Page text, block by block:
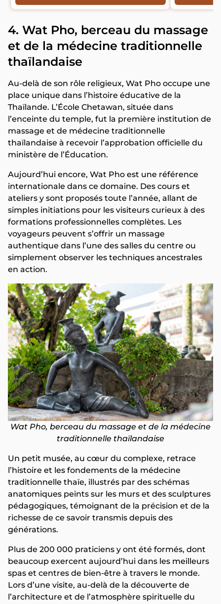
4. Wat Pho, berceau du massage
et de la médecine traditionnelle
thaïlandaise
Au-delà de son rôle religieux, Wat Pho occupe une
place unique dans l’histoire éducative de la
Thaïlande. L’École Chetawan, située dans
l’enceinte du temple, fut la première institution de
massage et de médecine traditionnelle
thaïlandaise à recevoir l’approbation officielle du
ministère de l’Éducation.
Aujourd’hui encore, Wat Pho est une référence
internationale dans ce domaine. Des cours et
ateliers y sont proposés toute l’année, allant de
simples initiations pour les visiteurs curieux à des
formations professionnelles complètes. Les
voyageurs peuvent s’offrir un massage
authentique dans l’une des salles du centre ou
simplement observer les techniques ancestrales
en action.
Wat Pho, berceau du massage et de la médecine
traditionnelle thaïlandaise
Un petit musée, au cœur du complexe, retrace
l’histoire et les fondements de la médecine
traditionnelle thaïe, illustrés par des schémas
anatomiques peints sur les murs et des sculptures
pédagogiques, témoignant de la précision et de la
richesse de ce savoir transmis depuis des
générations.
Plus de 200 000 praticiens y ont été formés, dont
beaucoup exercent aujourd’hui dans les meilleurs
spas et centres de bien-être à travers le monde.
Lors d’une visite, au-delà de la découverte de
l’architecture et de l’atmosphère spirituelle du